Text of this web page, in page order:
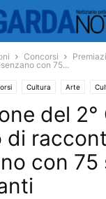
Concorsi
con 75...
Cultura Arte
del
di
con